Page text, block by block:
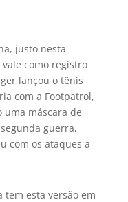
justo nesta
como registro
lançou o tênis
com a Footpatrol,
máscara de
guerra,
com os ataques a
tem esta versão em